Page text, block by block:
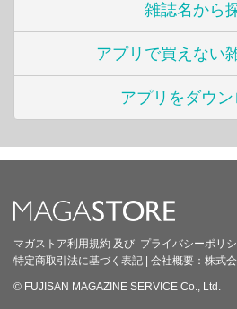
雑誌名から
アプリで買えない
アプリをダウン
マガストア利用規約 及び プライバシーポリ
特定商取引法に基づく表記 | 会社概要： 株式
© FUJISAN MAGAZINE SERVICE Co., Ltd.